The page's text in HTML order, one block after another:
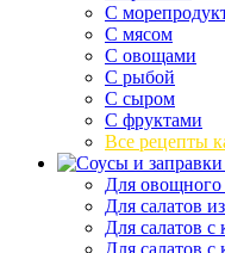
С
С мясом
С овощами
С рыбой
С сыром
С фруктами
Все рецепты
Для овощного
Для салатов
Для салатов с
Для салатов с